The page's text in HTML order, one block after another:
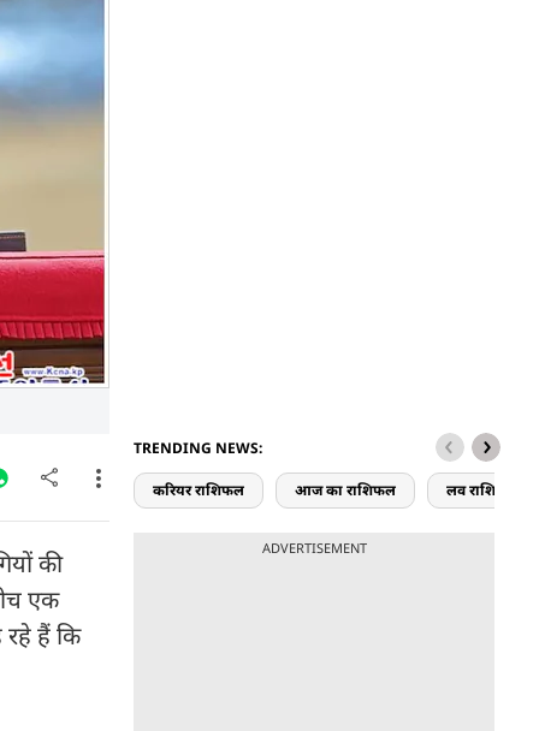
की
एक
हैं कि
TRENDING NEWS:
करियर राशिफल आज का राशिफल लव राशिफल
ADVERTISEMENT